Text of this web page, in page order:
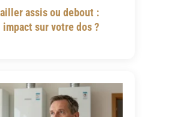
assis ou debout :
impact sur votre dos ?